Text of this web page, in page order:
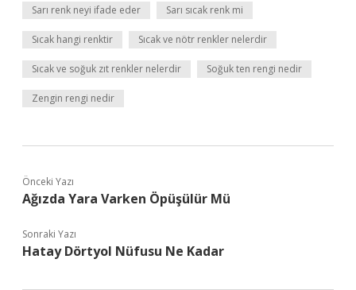
Sarı renk neyi ifade eder Sarı sıcak renk mi
Sıcak hangi renktir Sıcak ve nötr renkler nelerdir
Sıcak ve soğuk zıt renkler nelerdir Soğuk ten rengi nedir
Zengin rengi nedir
Önceki Yazı
Ağızda Yara Varken Öpüşülür Mü
Sonraki Yazı
Hatay Dörtyol Nüfusu Ne Kadar